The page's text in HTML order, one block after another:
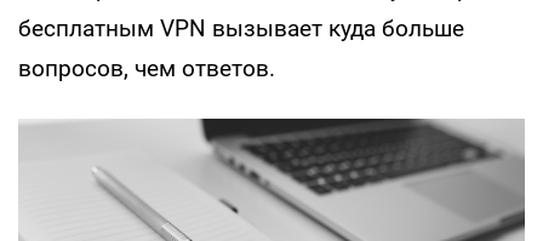
бесплатным VPN вызывает куда больше
вопросов, чем ответов.